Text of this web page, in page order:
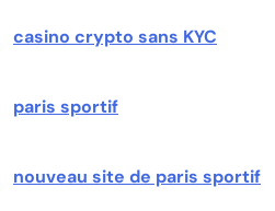
casino crypto sans KYC
paris sportif
nouveau site de paris sportif